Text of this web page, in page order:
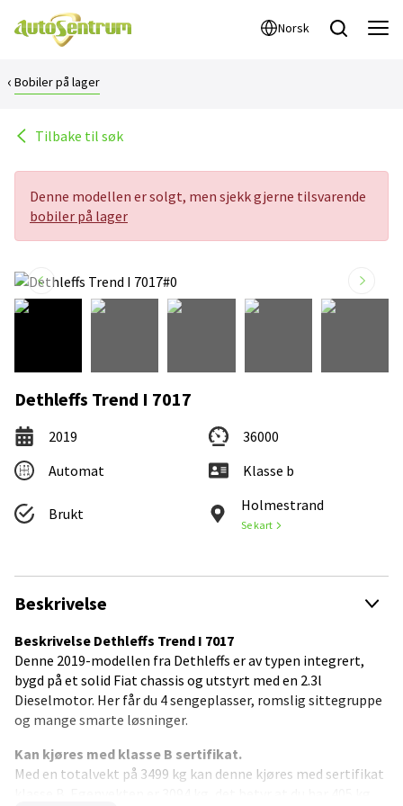
Norsk
Bobiler på lager
Tilbake til søk
Denne modellen er solgt, men sjekk gjerne tilsvarende
bobiler på lager
Dethleffs Trend I 7017
2019
36000
Automat
Klasse b
Brukt Holmestrand
Se kart
Beskrivelse
Beskrivelse Dethleffs Trend I 7017
Denne 2019-modellen fra Dethleffs er av typen integrert,
bygd på et solid Fiat chassis og utstyrt med en 2.3l
Dieselmotor. Her får du 4 sengeplasser, romslig sittegruppe
og mange smarte løsninger.
Kan kjøres med klasse B sertifikat.
Med en totalvekt på 3499 kg kan denne kjøres med sertifikat